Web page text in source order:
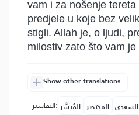
vam i za nošenje tereta
predjele u koje bez
stigli. Allah je, o ljudi,
milostiv zato što vam
Show other translations
التفاسير: المُيسَّر المختصر السعدي